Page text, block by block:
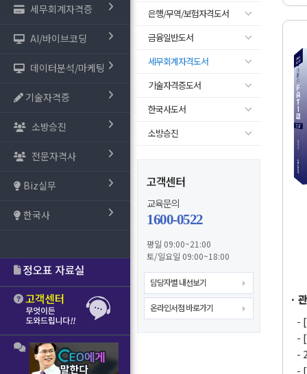
세무회계자격증
AI/바이브코딩
데이터분석/마케팅
기술자격증
소방승진
전문자격사
Biz실무
한국사
은행/무역/보험자격도서
금융일반도서
세무회계자격도서
기술자격증도서
한국사도서
소방승진
고객센터
교육문의
1600-0522
평일 09:00~21:00
토/일요일 09:00~18:00
담당자별 내선보기
온라인서점 바로가기
·
-
-
-
-